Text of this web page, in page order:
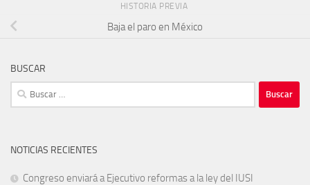
HISTORIA PREVIA
Baja el paro en México
BUSCAR
Buscar:
NOTICIAS RECIENTES
Congreso enviará a Ejecutivo reformas a la ley del IUSI